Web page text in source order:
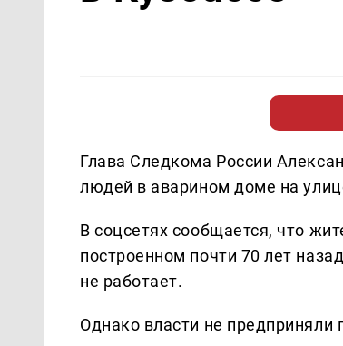
Глава Следкома России
людей в аварином доме на
В соцсетях сообщается, что
построенном почти 70 лет
не работает.
Однако власти не